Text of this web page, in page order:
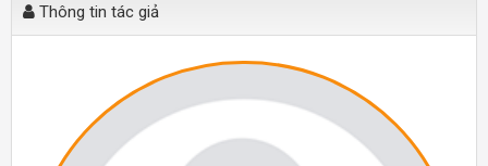
Thông tin tác giả